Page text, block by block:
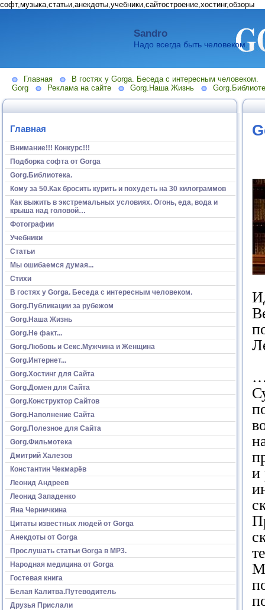
софт,музыка,статьи,анекдоты,учебники,сайтостроение,хостинг,обзоры
Sandro
Надо всегда быть человеком.
Главная
В гостях у Gorga. Беседа с интересным человеком.
Gorg
Реклама на сайте Gorg.Наша Жизнь
Главная
Внимание!!! Конкурс!!!
Подборка софта от Gorga
Gorg.Библиотека.
Кому за 50.Как бросить курить и похудеть на 30 килограммов
Как выжить в экстремальных условиях. Огонь, еда, вода и
крыша над головой…
Фотографии
Учебники
Статьи
Мы ошибаемся думая...
Стихи
В гостях у Gorga. Беседа с интересным человеком.
Gorg.Публикации за рубежом
Gorg.Наша Жизнь
Gorg.Не факт...
Gorg.Любовь и Секс.Мужчина и Женщина
Gorg.Интернет...
Gorg.Хостинг для Сайта
Gorg.Домен для Сайта
Gorg.Конструктор Сайтов
Gorg.Наполнение Сайта
Gorg.Полезное для Сайта
Gorg.Фильмотека
Дмитрий Халезов
Константин Чекмарёв
Леонид Андреев
Леонид Западенко
Яна Черничкина
Цитаты известных людей от Gorga
Анекдоты от Gorga
Прослушать статьи Gorga в МР3.
Народная медицина от Gorga
Гостевая книга
Белая Калитва.Путеводитель
Друзья Прислали
и